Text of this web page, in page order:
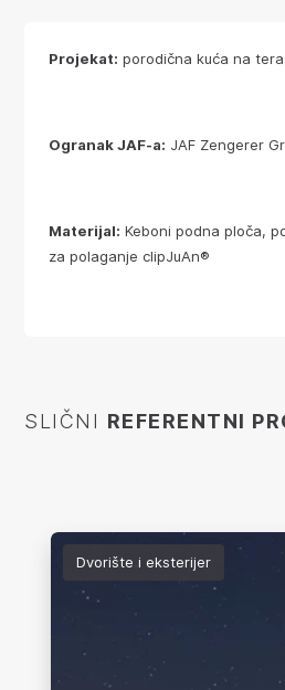
Projekat: porodična kuća na
Ogranak JAF-a: JAF Zengerer
Materijal: Keboni podna ploča,
za polaganje clipJuAn®
SLIČNI REFERENTNI
Dvorište i eksterijer